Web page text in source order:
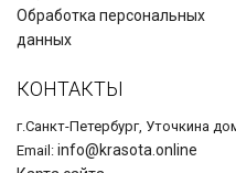
Обработка персональных
данных
КОНТАКТЫ
г.Санкт-Петербург, Уточкина
Email: info@krasota.online